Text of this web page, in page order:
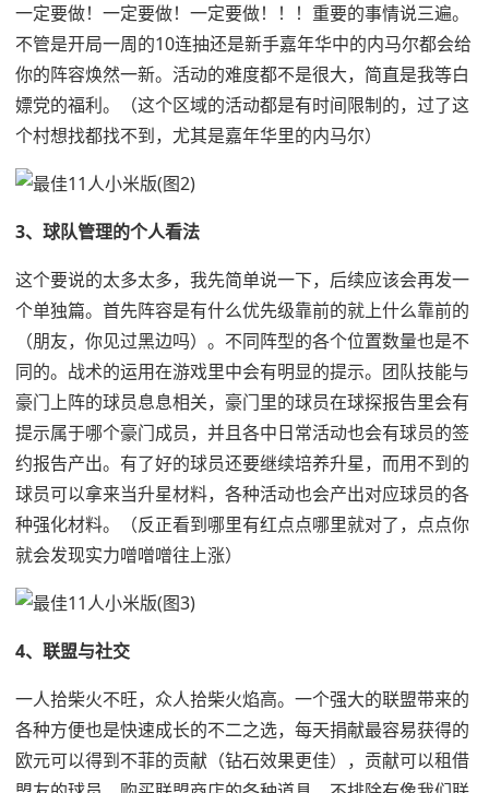
一定要做！一定要做！一定要做！！！重要的事情说三遍。
不管是开局一周的10连抽还是新手嘉年华中的内马尔都会给
你的阵容焕然一新。活动的难度都不是很大，简直是我等白
嫖党的福利。（这个区域的活动都是有时间限制的，过了这
个村想找都找不到，尤其是嘉年华里的内马尔）
3、球队管理的个人看法
这个要说的太多太多，我先简单说一下，后续应该会再发一
个单独篇。首先阵容是有什么优先级靠前的就上什么靠前的
（朋友，你见过黑边吗）。不同阵型的各个位置数量也是不
同的。战术的运用在游戏里中会有明显的提示。团队技能与
豪门上阵的球员息息相关，豪门里的球员在球探报告里会有
提示属于哪个豪门成员，并且各中日常活动也会有球员的签
约报告产出。有了好的球员还要继续培养升星，而用不到的
球员可以拿来当升星材料，各种活动也会产出对应球员的各
种强化材料。（反正看到哪里有红点点哪里就对了，点点你
就会发现实力噌噌噌往上涨）
4、联盟与社交
一人拾柴火不旺，众人拾柴火焰高。一个强大的联盟带来的
各种方便也是快速成长的不二之选，每天捐献最容易获得的
欧元可以得到不菲的贡献（钻石效果更佳），贡献可以租借